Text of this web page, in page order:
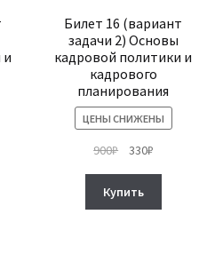
и
Билет 16 (вариант
задачи 2) Основы
кадровой политики и
кадрового
планирования
ЦЕНЫ СНИЖЕНЫ
900₽
Первоначальная
составляла
900₽.
330₽Текущая
Купить